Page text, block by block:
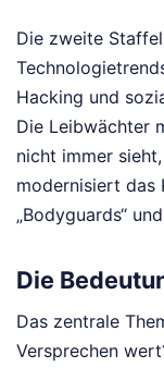
Die zweite
Hacking und
Die Leibwächter
nicht immer
modernisiert das
„Bodyguards“
Die
Das zentrale
Versprechen